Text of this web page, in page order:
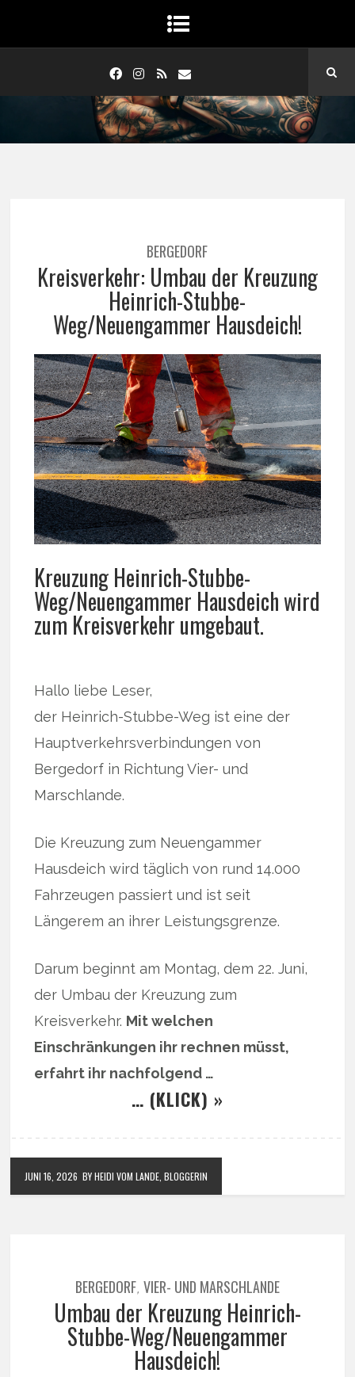
BERGEDORF
Kreisverkehr: Umbau der Kreuzung
Heinrich-Stubbe-
Weg/Neuengammer Hausdeich!
Kreuzung Heinrich-Stubbe-
Weg/Neuengammer Hausdeich wird
zum Kreisverkehr umgebaut.
Hallo liebe Leser,
der Heinrich-Stubbe-Weg ist eine der
Hauptverkehrsverbindungen von
Bergedorf in Richtung Vier- und
Marschlande.
Die Kreuzung zum Neuengammer
Hausdeich wird täglich von rund 14.000
Fahrzeugen passiert und ist seit
Längerem an ihrer Leistungsgrenze.
Darum beginnt am Montag, dem 22. Juni,
der Umbau der Kreuzung zum
Kreisverkehr. Mit welchen
Einschränkungen ihr rechnen müsst,
erfahrt ihr nachfolgend …
… (KLICK) »
JUNI 16, 2026 BY HEIDI VOM LANDE, BLOGGERIN
BERGEDORF, VIER- UND MARSCHLANDE
Umbau der Kreuzung Heinrich-
Stubbe-Weg/Neuengammer
Hausdeich!